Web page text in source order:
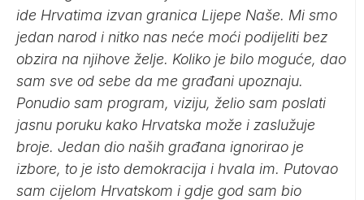
ide Hrvatima izvan granica Lijepe Naše. Mi smo
jedan narod i nitko nas neće moći podijeliti bez
obzira na njihove želje. Koliko je bilo moguće, dao
sam sve od sebe da me građani upoznaju.
Ponudio sam program, viziju, želio sam poslati
jasnu poruku kako Hrvatska može i zaslužuje
broje. Jedan dio naših građana ignorirao je
izbore, to je isto demokracija i hvala im. Putovao
sam cijelom Hrvatskom i gdje god sam bio